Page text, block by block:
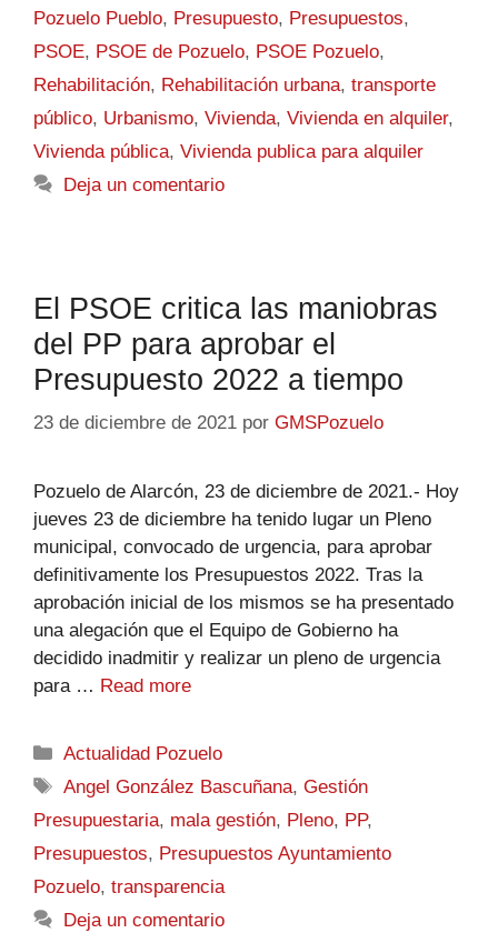
Pozuelo Pueblo, Presupuesto, Presupuestos,
PSOE, PSOE de Pozuelo, PSOE Pozuelo,
Rehabilitación, Rehabilitación urbana, transporte
público, Urbanismo, Vivienda, Vivienda en alquiler,
Vivienda pública, Vivienda publica para alquiler
Deja un comentario
El PSOE critica las maniobras
del PP para aprobar el
Presupuesto 2022 a tiempo
23 de diciembre de 2021 por GMSPozuelo
Pozuelo de Alarcón, 23 de diciembre de 2021.- Hoy
jueves 23 de diciembre ha tenido lugar un Pleno
municipal, convocado de urgencia, para aprobar
definitivamente los Presupuestos 2022. Tras la
aprobación inicial de los mismos se ha presentado
una alegación que el Equipo de Gobierno ha
decidido inadmitir y realizar un pleno de urgencia
para … Read more
Actualidad Pozuelo
Angel González Bascuñana,Gestión
Presupuestaria, mala gestión, Pleno, PP,
Presupuestos, Presupuestos Ayuntamiento
Pozuelo, transparencia
Deja un comentario